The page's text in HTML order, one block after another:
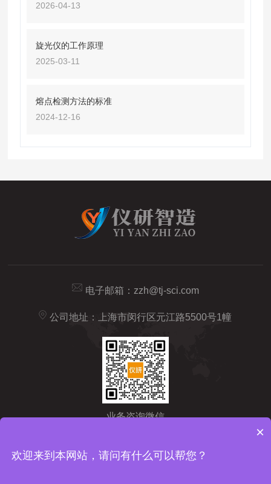
2026-04-13
旋光仪的工作原理
2025-03-11
熔点检测方法的标准
2024-12-16
电子邮箱： zzh@tj-sci.com
公司地址：上海市闵行区元江路5500号1幢
业务咨询微信
Copyright © 2026 仪研智造（上海）药检仪器有限公司版权所有
×
欢迎来到本网站，请问有什么可以帮您？